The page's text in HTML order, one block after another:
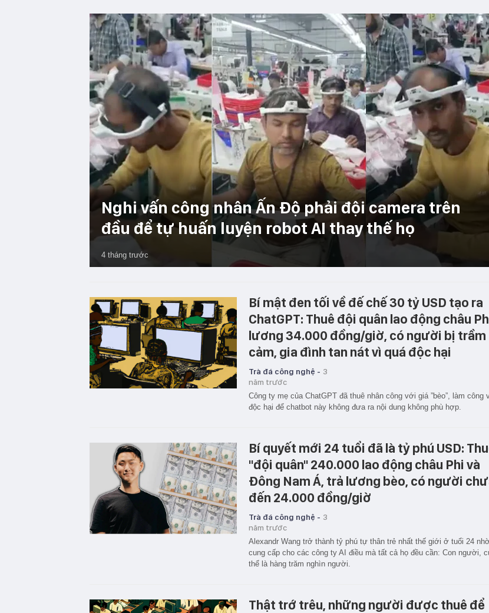
Nghi vấn công nhân Ấn Độ phải đội camera trên
đầu để tự huấn luyện robot AI thay thế họ
4 tháng trước
Bí mật đen tối về đế chế 30 tỷ USD tạo ra
ChatGPT: Thuê đội quân lao động châu
lương 34.000 đồng/giờ, có người bị trầm
cảm, gia đình tan nát vì quá độc hại
Trà đá công nghệ - 3
năm trước
Công ty mẹ của ChatGPT đã thuê nhân công với giá ”bèo”, làm công
độc hại để chatbot này không đưa ra nội dung không phù hợp.
Bí quyết mới 24 tuổi đã là tỷ phú USD:
''đội quân'' 240.000 lao động châu Phi và
Đông Nam Á, trả lương bèo, có người
đến 24.000 đồng/giờ
Trà đá công nghệ - 3
năm trước
Alexandr Wang trở thành tỷ phú tự thân trẻ nhất thế giới ở tuổi 24 nhờ
cung cấp cho các công ty AI điều mà tất cả họ đều cần: Con người,
thể là hàng trăm nghìn người.
Thật trớ trêu, những người được thuê để